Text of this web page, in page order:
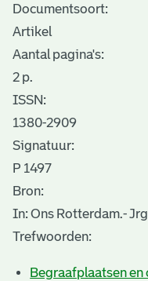
Documentsoort:
Artikel
Aantal pagina's:
2 p.
ISSN:
1380-2909
Signatuur:
P 1497
Bron:
In: Ons Rotterdam.-
Trefwoorden:
Begraafplaatsen